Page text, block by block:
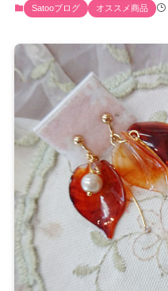
Satooブログ オススメ商品